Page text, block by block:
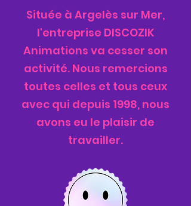
Située à Argelès sur Mer,
l'entreprise DISCOZIK
Animations va cesser son
activité. Nous remercions
toutes celles et tous ceux
avec qui depuis 1998, nous
avons eu le plaisir de
travailler.